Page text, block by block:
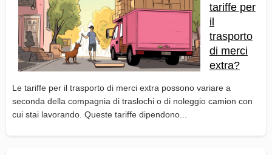
tariffe per
il
trasporto
di merci
extra?
Le tariffe per il trasporto di merci extra possono variare a
seconda della compagnia di traslochi o di noleggio camion con
cui stai lavorando. Queste tariffe dipendono...